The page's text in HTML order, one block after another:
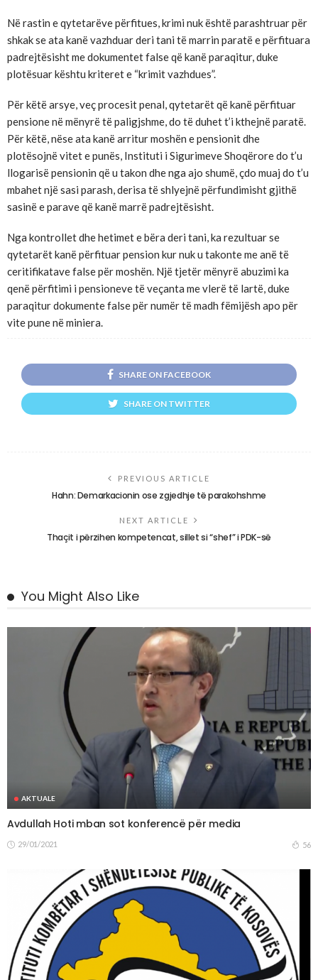
Në rastin e qytetarëve përfitues, krimi nuk është parashtruar për
shkak se ata kanë vazhduar deri tani të marrin paratë e përfituara
padrejtësisht me dokumentet false që kanë paraqitur, duke
plotësuar kështu kriteret e “krimit vazhdues”.
Për këtë arsye, veç procesit penal, qytetarët që kanë përfituar
pensione në mënyrë të paligjshme, do të duhet t’i kthejnë paratë.
Për këtë, nëse ata kanë arritur moshën e pensionit dhe
plotësojnë vitet e punës, Instituti i Sigurimeve Shoqërore do t’u
llogarisë pensionin që u takon dhe nga ajo shumë, çdo muaj do t’u
mbahet një sasi parash, derisa të shlyejnë përfundimisht gjithë
sasinë e parave që kanë marrë padrejtësisht.
Nga kontrollet dhe hetimet e bëra deri tani, ka rezultuar se
qytetarët kanë përfituar pension kur nuk u takonte me anë të
ceritifikatave false për moshën. Një tjetër mënyrë abuzimi ka
qenë përfitimi i pensioneve të veçanta me vlerë të lartë, duke
paraqitur dokumente false për numër të madh fëmijësh apo për
vite pune në miniera.
SHARE ON FACEBOOK
SHARE ON TWITTER
PREVIOUS ARTICLE
Hahn: Demarkacionin ose zgjedhje të parakohshme
NEXT ARTICLE
Thaçit i përzihen kompetencat, sillet si “shef” i PDK-së
You Might Also Like
AKTUALE
Avdullah Hoti mban sot konferencë për media
29/01/2021 56